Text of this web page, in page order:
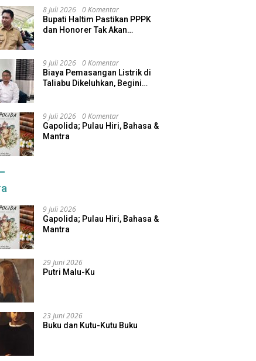
8 Juli 2026 0 Komentar
Bupati Haltim Pastikan PPPK
dan Honorer Tak Akan
9 Juli 2026 0 Komentar
Biaya Pemasangan Listrik di
Taliabu Dikeluhkan, Begini
9 Juli 2026 0 Komentar
Gapolida; Pulau Hiri, Bahasa &
Mantra
9 Juli 2026
Gapolida; Pulau Hiri, Bahasa &
Mantra
29 Juni 2026
Putri Malu-Ku
23 Juni 2026
Buku dan Kutu-Kutu Buku